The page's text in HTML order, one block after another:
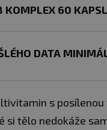
KOMPLEX 60
DATA
s
si tělo nedokáže